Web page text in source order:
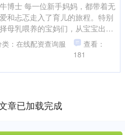
博士 每一位新手妈妈，都带着无
和忐忑走入了育儿的旅程。特别
母乳喂养的宝妈们，从宝宝出生
刻起，就像是一个“全天候”的奶
时准备为宝宝提....
类：在线配资查询服
查看：
181
章已加载完成